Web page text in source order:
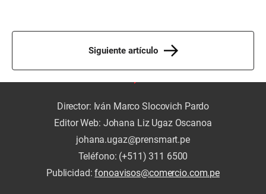
Siguiente artículo
Director: Iván Marco Slocovich Pardo
Editor Web: Johana Liz Ugaz Oscanoa
johana.ugaz@prensmart.pe
Teléfono: (+511) 311 6500
Publicidad:fonoavisos@comercio.com.pe